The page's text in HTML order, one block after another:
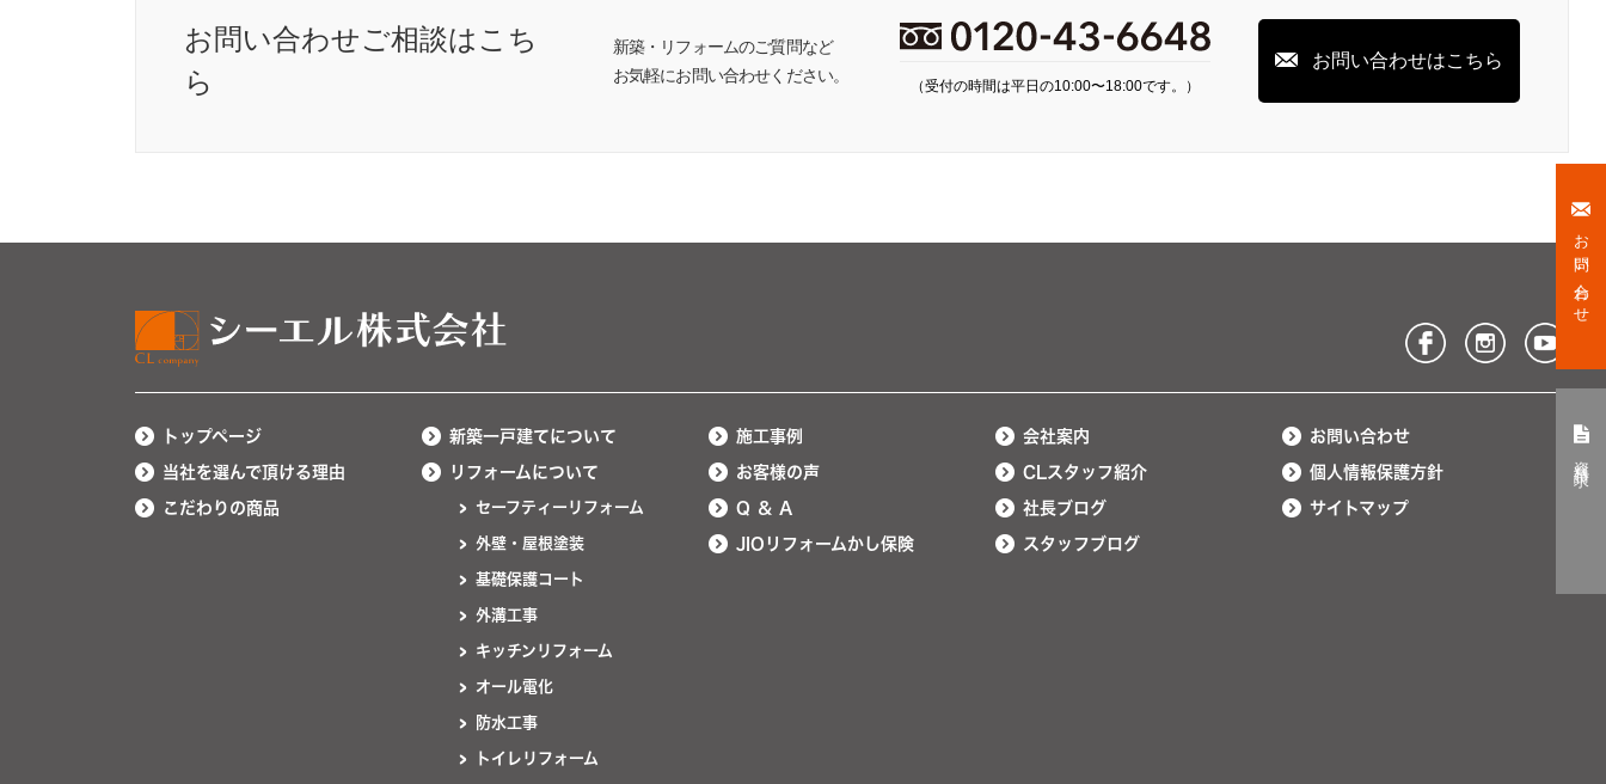
お問い合わせご相談はこち
ら
新築・リフォームのご質問など
お気軽にお問い合わせください。
（受付の時間は平日の10:00〜18:00です。）
お問い合わせはこちら
お問い合わせ
トップページ
当社を選んで頂ける理由
こだわりの商品
新築一戸建てについて
リフォームについて
セーフティーリフォーム
外壁・屋根塗装
基礎保護コート
外溝工事
キッチンリフォーム
オール電化
防水工事
トイレリフォーム
施工事例
お客様の声
Q ＆ A
JIOリフォームかし保険
会社案内
CLスタッフ紹介
社長ブログ
スタッフブログ
お問い合わせ
個人情報保護方針
サイトマップ